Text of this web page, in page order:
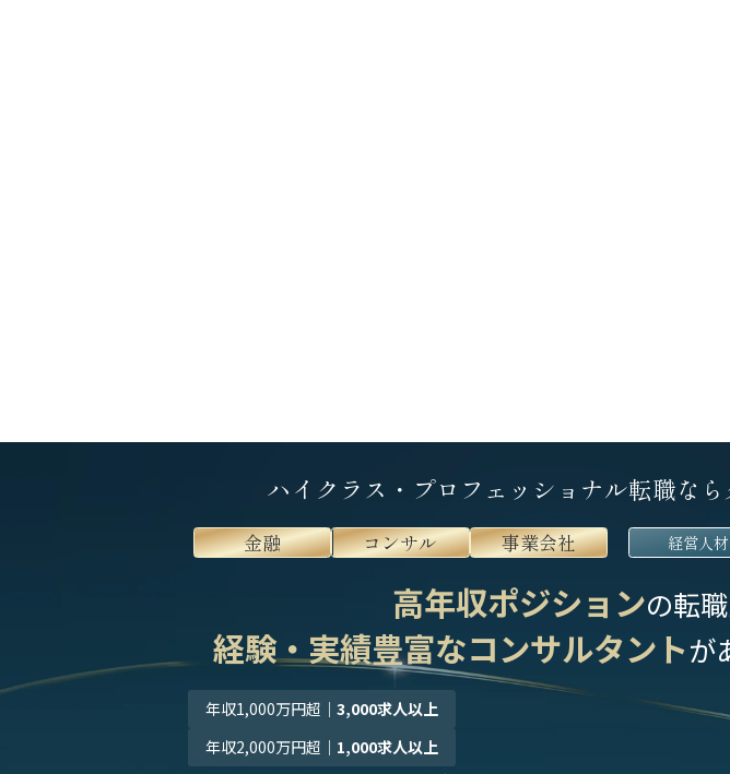
ハイクラス・プロフェッショナル転職なら
金融 コンサル 事業会社 経営人材
高年収ポジションの転
経験・実績豊富なコンサルタントが
年収1,000万円超 ｜3,000求人以上
年収2,000万円超 ｜ 1,000求人以上